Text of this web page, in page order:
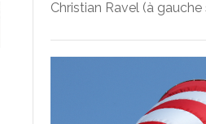
Christian Ravel (à